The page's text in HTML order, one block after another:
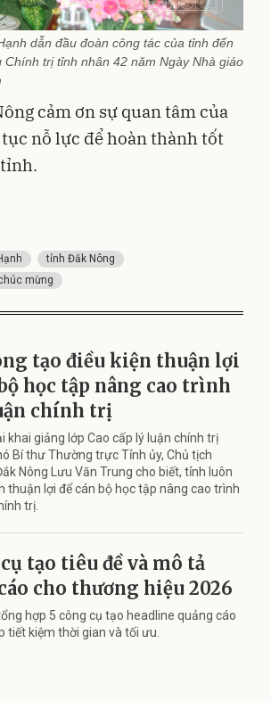
dẫn đầu đoàn công tác của tỉnh đến
trị tỉnh nhân 42 năm Ngày Nhà giáo
cảm ơn sự quan tâm của
nỗ lực để hoàn thành tốt
tỉnh Đắk Nông
mừng
tạo điều kiện thuận lợi
học tập nâng cao trình
chính trị
khai giảng lớp Cao cấp lý luận chính trị
Bí thư Thường trực Tỉnh ủy, Chủ tịch
Nông Lưu Văn Trung cho biết, tỉnh luôn
thuận lợi để cán bộ học tập nâng cao trình
trị.
tạo tiêu đề và mô tả
cho thương hiệu 2026
hợp 5 công cụ tạo headline quảng cáo
tiết kiệm thời gian và tối ưu.